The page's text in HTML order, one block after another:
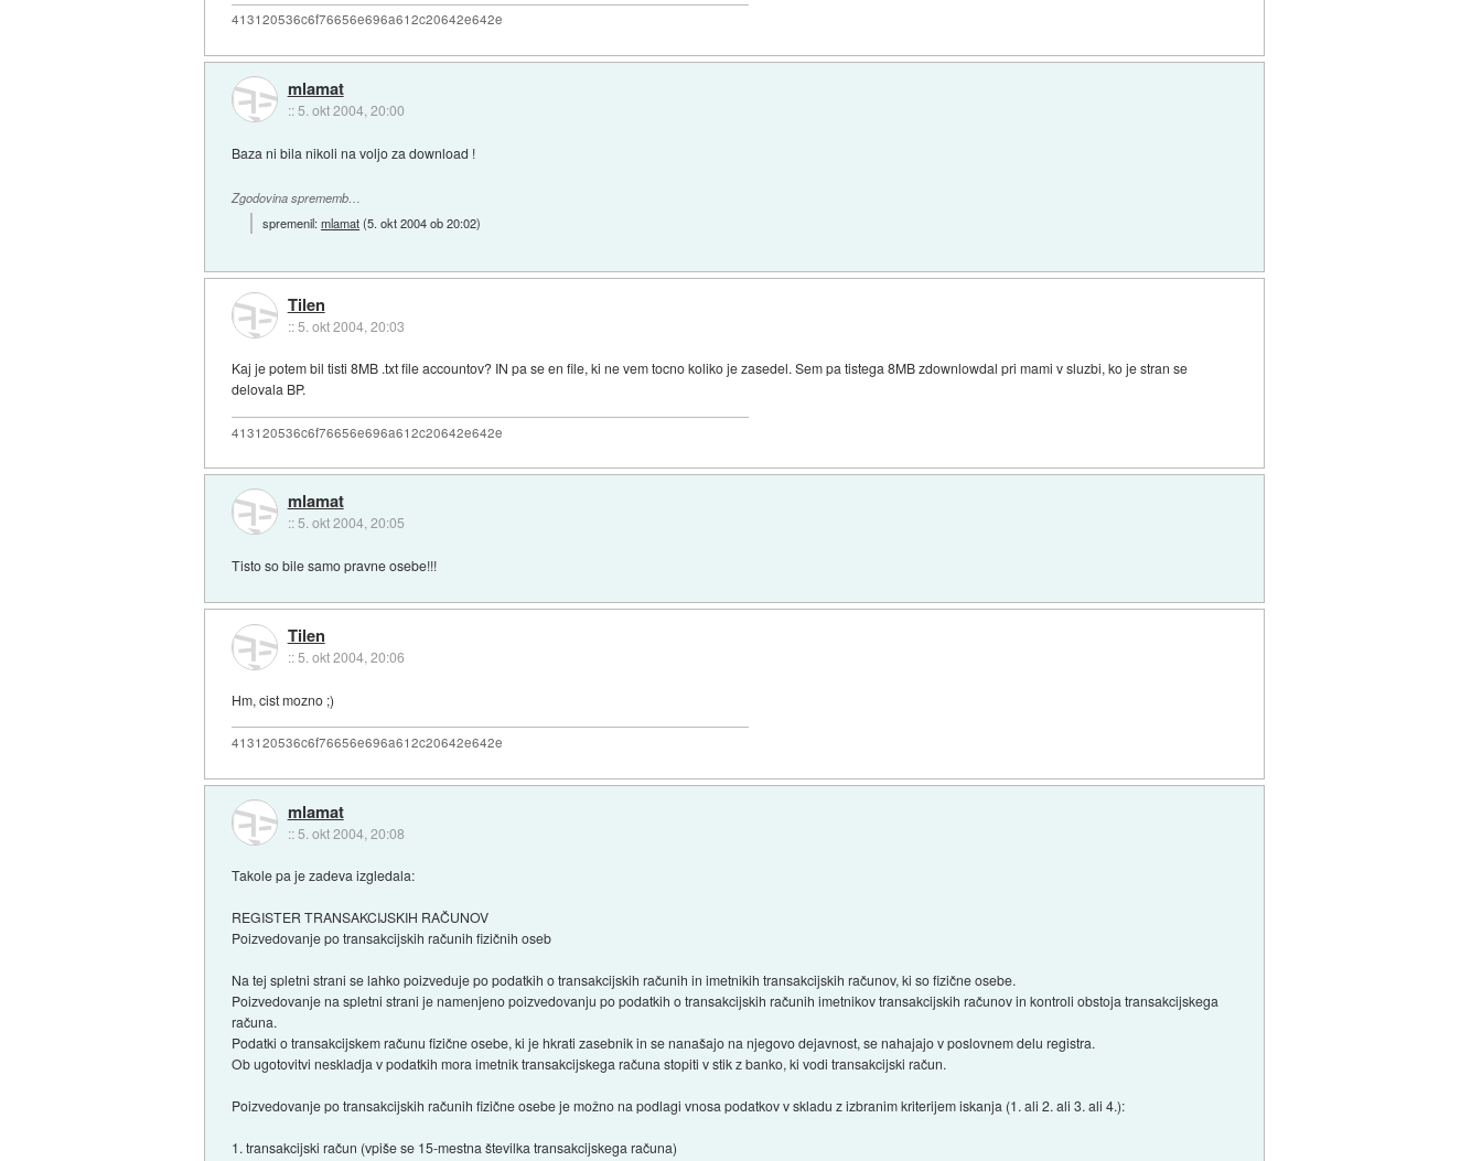
413120536c6f76656e696a612c20642e642e
mlamat
:: 5. okt 2004, 20:00
Baza ni bila nikoli na voljo za download !
Zgodovina sprememb…
spremenil:mlamat(5. okt 2004 ob 20:02)
Tilen
::5. okt 2004, 20:03
Kaj je potem bil tisti 8MB .txt file accountov? IN pa se en file, ki ne vem tocno koliko je zasedel. Sem pa tistega 8MB zdownlowdal pri mami v sluzbi, ko je stran se
delovala BP.
413120536c6f76656e696a612c20642e642e
mlamat
:: 5. okt 2004, 20:05
Tisto so bile samo pravne osebe!!!
Tilen
::5. okt 2004, 20:06
Hm, cist mozno ;)
413120536c6f76656e696a612c20642e642e
mlamat
:: 5. okt 2004, 20:08
Takole pa je zadeva izgledala:
REGISTER TRANSAKCIJSKIH RAČUNOV
Poizvedovanje po transakcijskih računih fizičnih oseb
Na tej spletni strani se lahko poizveduje po podatkih o transakcijskih računih in imetnikih transakcijskih računov, ki so fizične osebe.
Poizvedovanje na spletni strani je namenjeno poizvedovanju po podatkih o transakcijskih računih imetnikov transakcijskih računov in kontroli obstoja transakcijskega
računa.
Podatki o transakcijskem računu fizične osebe, ki je hkrati zasebnik in se nanašajo na njegovo dejavnost, se nahajajo v poslovnem delu registra.
Ob ugotovitvi neskladja v podatkih mora imetnik transakcijskega računa stopiti v stik z banko, ki vodi transakcijski račun.
Poizvedovanje po transakcijskih računih fizične osebe je možno na podlagi vnosa podatkov v skladu z izbranim kriterijem iskanja (1. ali 2. ali 3. ali 4.):
1. transakcijski račun (vpiše se 15-mestna številka transakcijskega računa)